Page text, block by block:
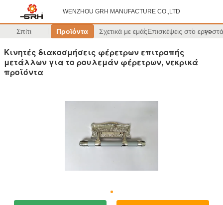
WENZHOU GRH MANUFACTURE CO.,LTD
Σπίτι Προϊόντα Σχετικά με εμάςΕπισκέψεις στο >>
Κινητές διακοσμήσεις φέρετρων επιτροπής
μετάλλων για το ρουλεμάν φέρετρων, νεκρικά
προϊόντα